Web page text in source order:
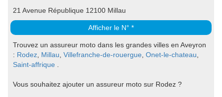
21 Avenue République 12100 Millau
Afficher le N° *
Trouvez un assureur moto dans les grandes villes en Aveyron
: Rodez Millau Villefranche-de-rouergue Onet-le-chateau
Saint-affrique
Vous souhaitez ajouter un assureur moto sur Rodez ?